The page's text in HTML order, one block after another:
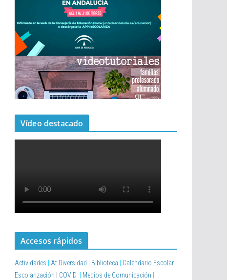
Vídeo destacado
Accesos rápidos
Actividades At.Diversidad Biblioteca Calendario Escolar
Escolarización
COVID Medios de Comunicación